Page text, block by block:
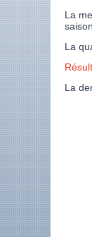
La
La
La